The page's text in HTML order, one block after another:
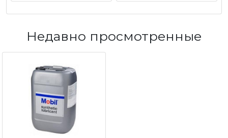
Недавно просмотренные